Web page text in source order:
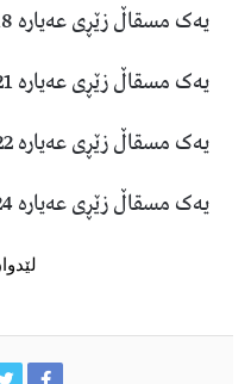
یەک مسقاڵ زێڕی عەیارە 18 بە 689 هەزار دینارە.
یەک مسقاڵ زێڕی عەیارە 21 بە 803 هەزار دینارە.
یەک مسقاڵ زێڕی عەیارە 22 بە 842 هەزار دینارە.
یەک مسقاڵ زێڕی عەیارە 24 بە 917 هەزار دینارە.